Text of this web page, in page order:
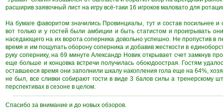
расширив заявочный лист на игру всё-таки 16 игроков маловато для
На бумаге фаворитом значились Провинциалы, тут и состав посильнее
вот только и у гостей были амбиции и быть статистом и проигрывать
наседающего на их ворота соперника довольно успешно. Не пропустив
время и им пощупать оборону соперника и добавив жесткости в
руку сопернику, на 69 минуте Александр Новик открывает счет замкнув
еще больше и концовка встречи получилась обоюдоострая. Гостям
оставшееся время они заполнили шкалу накопления гола еще на 64%,
не был, все сливки собирают гости в виде 3 балов силы а тренерскому
перспективах в сезоне в целом.
Спасибо за внимание и до новых обзоров.